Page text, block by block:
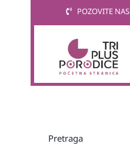
POZOVITE
Pretraga